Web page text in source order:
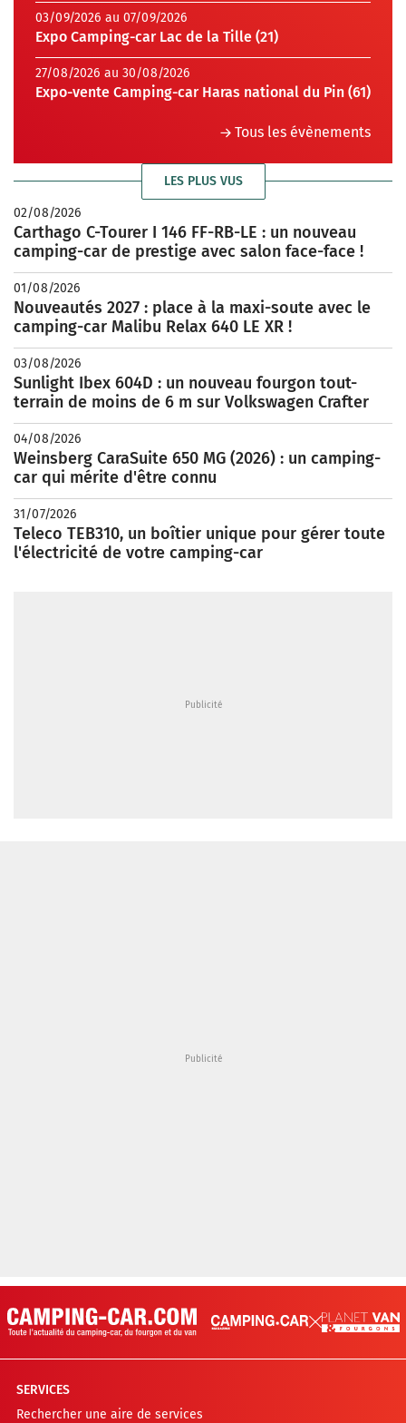
03/09/2026 au 07/09/2026
Expo Camping-car Lac de la Tille (21)
27/08/2026 au 30/08/2026
Expo-vente Camping-car Haras national du Pin (61)
Tous les évènements
LES PLUS VUS
02/08/2026
Carthago C-Tourer I 146 FF-RB-LE : un nouveau
camping-car de prestige avec salon face-face !
01/08/2026
Nouveautés 2027 : place à la maxi-soute avec le
camping-car Malibu Relax 640 LE XR !
03/08/2026
Sunlight Ibex 604D : un nouveau fourgon tout-
terrain de moins de 6 m sur Volkswagen Crafter
04/08/2026
Weinsberg CaraSuite 650 MG (2026) : un camping-
car qui mérite d'être connu
31/07/2026
Teleco TEB310, un boîtier unique pour gérer toute
l'électricité de votre camping-car
SERVICES
Rechercher une aire de services